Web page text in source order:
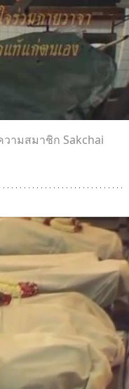
ามสมาชิก Sakchai